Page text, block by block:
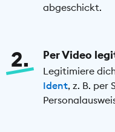
abgeschickt.
2 Per Video
Legitimiere
Ident, z. B. per